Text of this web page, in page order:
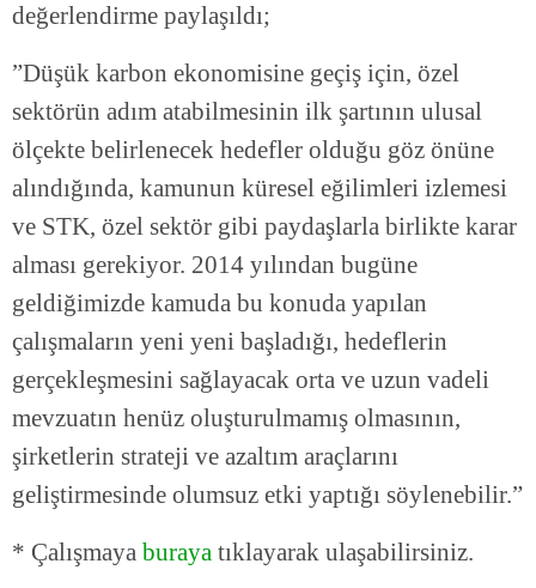
değerlendirme paylaşıldı;
”Düşük karbon ekonomisine geçiş için, özel
sektörün adım atabilmesinin ilk şartının ulusal
ölçekte belirlenecek hedefler olduğu göz önüne
alındığında, kamunun küresel eğilimleri izlemesi
ve STK, özel sektör gibi paydaşlarla birlikte karar
alması gerekiyor. 2014 yılından bugüne
geldiğimizde kamuda bu konuda yapılan
çalışmaların yeni yeni başladığı, hedeflerin
gerçekleşmesini sağlayacak orta ve uzun vadeli
mevzuatın henüz oluşturulmamış olmasının,
şirketlerin strateji ve azaltım araçlarını
geliştirmesinde olumsuz etki yaptığı söylenebilir.”
* Çalışmaya buraya tıklayarak ulaşabilirsiniz.